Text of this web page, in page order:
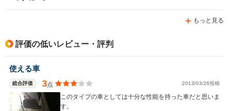
もっと見る
評価の低いレビュー・評判
使える車
総合評価 3点 2013/03/26投稿
このタイプの車としては十分な性能を持った車だと思いま
す。